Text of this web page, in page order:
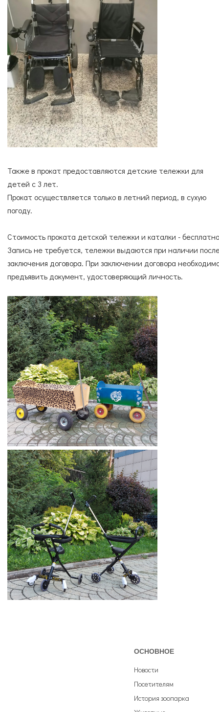
Также в прокат предоставляются детские тележки для
детей с 3 лет.
Прокат осуществляется только в летний период, в сухую
погоду.
Стоимость проката детской тележки и каталки -
Запись не требуется, тележки выдаются при наличии
заключения договора. При заключении договора
предъявить документ, удостоверяющий личность.
ОСНОВНОЕ
Новости
Посетителям
История зоопарка